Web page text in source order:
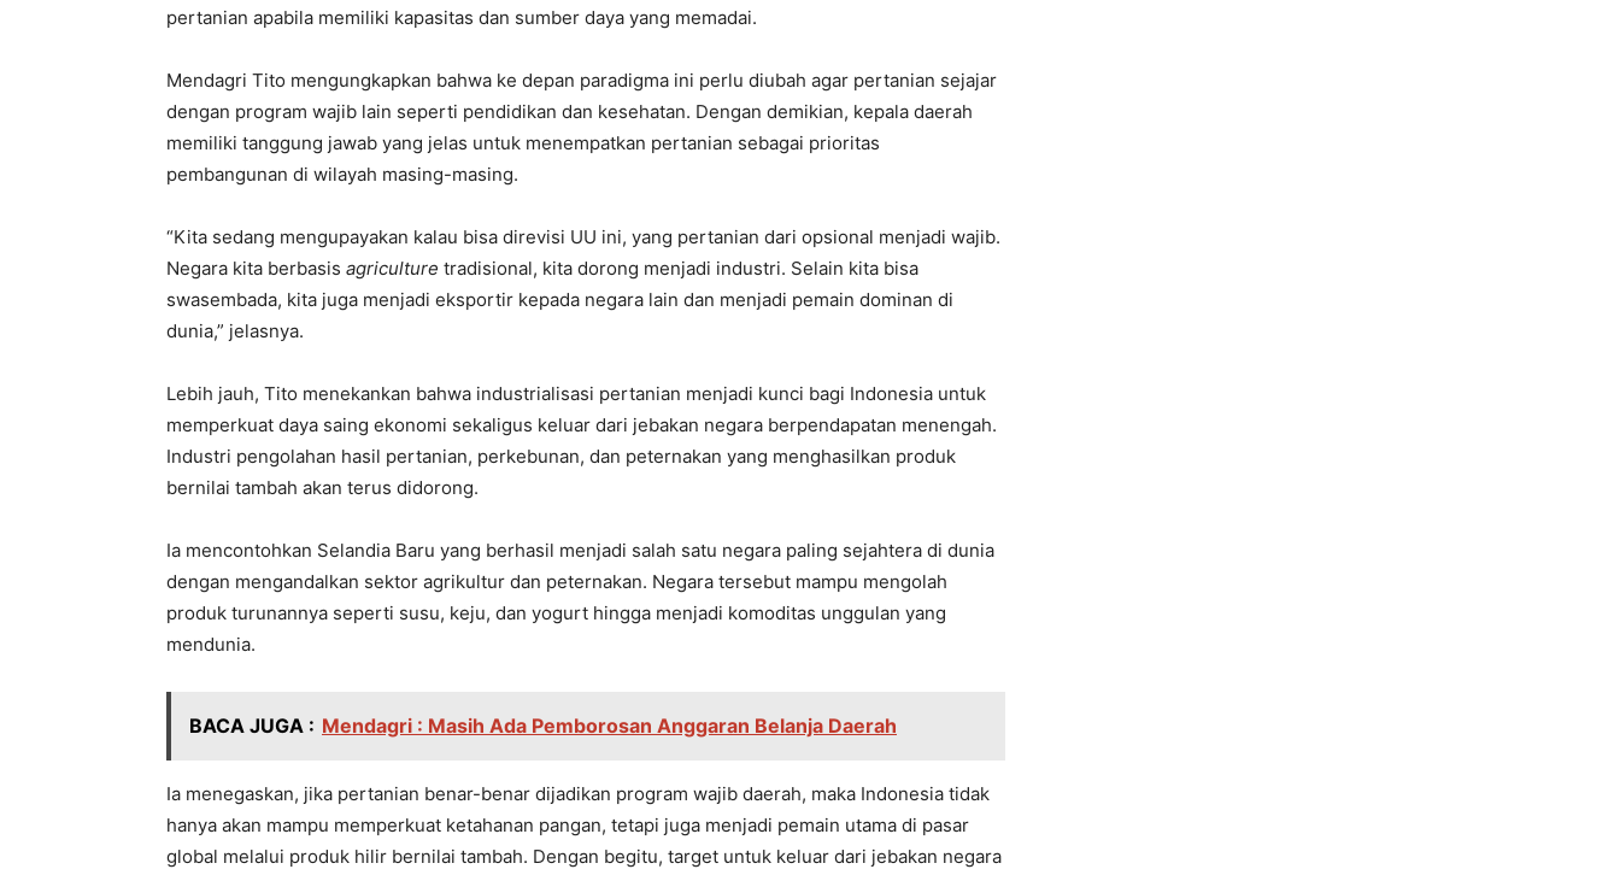
pertanian apabila memiliki kapasitas dan sumber daya yang memadai.
Mendagri Tito mengungkapkan bahwa ke depan paradigma ini perlu diubah agar pertanian sejajar
dengan program wajib lain seperti pendidikan dan kesehatan. Dengan demikian, kepala daerah
memiliki tanggung jawab yang jelas untuk menempatkan pertanian sebagai prioritas
pembangunan di wilayah masing-masing.
“Kita sedang mengupayakan kalau bisa direvisi UU ini, yang pertanian dari opsional menjadi wajib.
Negara kita berbasis agriculture tradisional, kita dorong menjadi industri. Selain kita bisa
swasembada, kita juga menjadi eksportir kepada negara lain dan menjadi pemain dominan di
dunia,” jelasnya.
Lebih jauh, Tito menekankan bahwa industrialisasi pertanian menjadi kunci bagi Indonesia untuk
memperkuat daya saing ekonomi sekaligus keluar dari jebakan negara berpendapatan menengah.
Industri pengolahan hasil pertanian, perkebunan, dan peternakan yang menghasilkan produk
bernilai tambah akan terus didorong.
Ia mencontohkan Selandia Baru yang berhasil menjadi salah satu negara paling sejahtera di dunia
dengan mengandalkan sektor agrikultur dan peternakan. Negara tersebut mampu mengolah
produk turunannya seperti susu, keju, dan yogurt hingga menjadi komoditas unggulan yang
mendunia.
BACA JUGA : Mendagri : Masih Ada Pemborosan Anggaran Belanja Daerah
Ia menegaskan, jika pertanian benar-benar dijadikan program wajib daerah, maka Indonesia tidak
hanya akan mampu memperkuat ketahanan pangan, tetapi juga menjadi pemain utama di pasar
global melalui produk hilir bernilai tambah. Dengan begitu, target untuk keluar dari jebakan negara